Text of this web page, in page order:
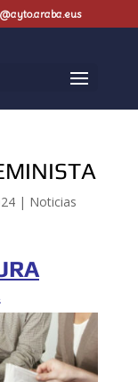
| Noticias